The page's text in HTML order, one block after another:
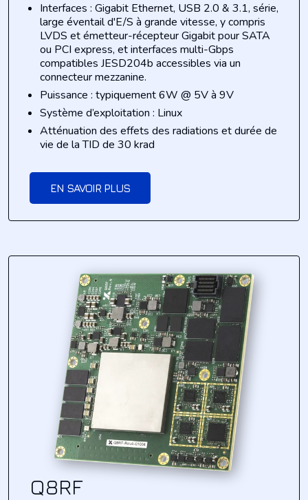
Interfaces : Gigabit Ethernet, USB 2.0 & 3.1, série,
large éventail d'E/S à grande vitesse, y compris
LVDS et émetteur-récepteur Gigabit pour SATA
ou PCI express, et interfaces multi-Gbps
compatibles JESD204b accessibles via un
connecteur mezzanine.
Puissance : typiquement 6W @ 5V à 9V
Système d’exploitation : Linux
Atténuation des effets des radiations et durée de
vie de la TID de 30 krad
EN SAVOIR PLUS
Q8RF